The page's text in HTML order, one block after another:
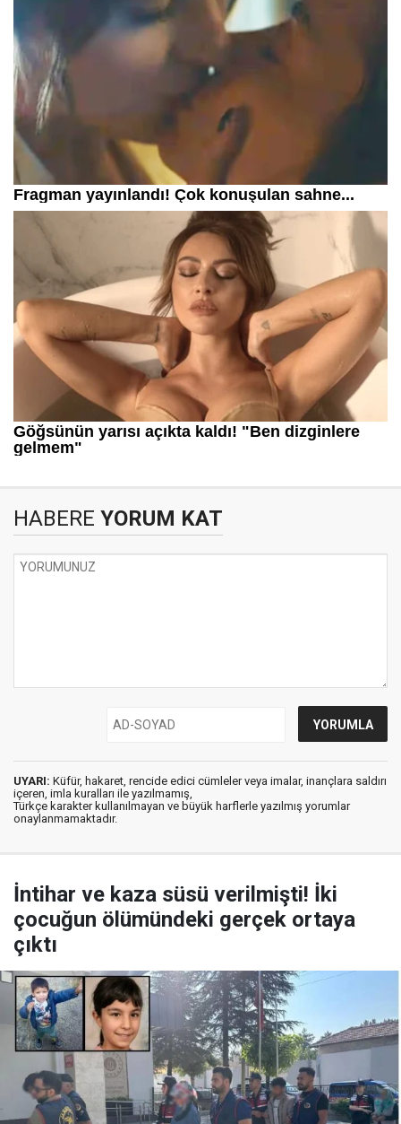
HABERE YORUM KAT
UYARI: Küfür, hakaret, rencide edici cümleler veya imalar, inançlara saldırı
içeren, imla kuralları ile yazılmamış,
Türkçe karakter kullanılmayan ve büyük harflerle yazılmış yorumlar
onaylanmamaktadır.
İntihar ve kaza süsü verilmişti! İki
çocuğun ölümündeki gerçek ortaya
çıktı